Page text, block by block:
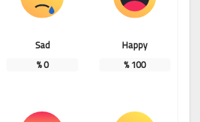
Happy
100
%
Sad
0
%